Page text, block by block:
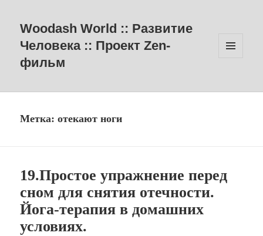
Woodash World :: Развитие
Человека :: Проект Zen-
фильм
Метка:отекают ноги
19.Простое упражнение перед
сном для снятия отечности.
Йога-терапия в домашних
условиях.